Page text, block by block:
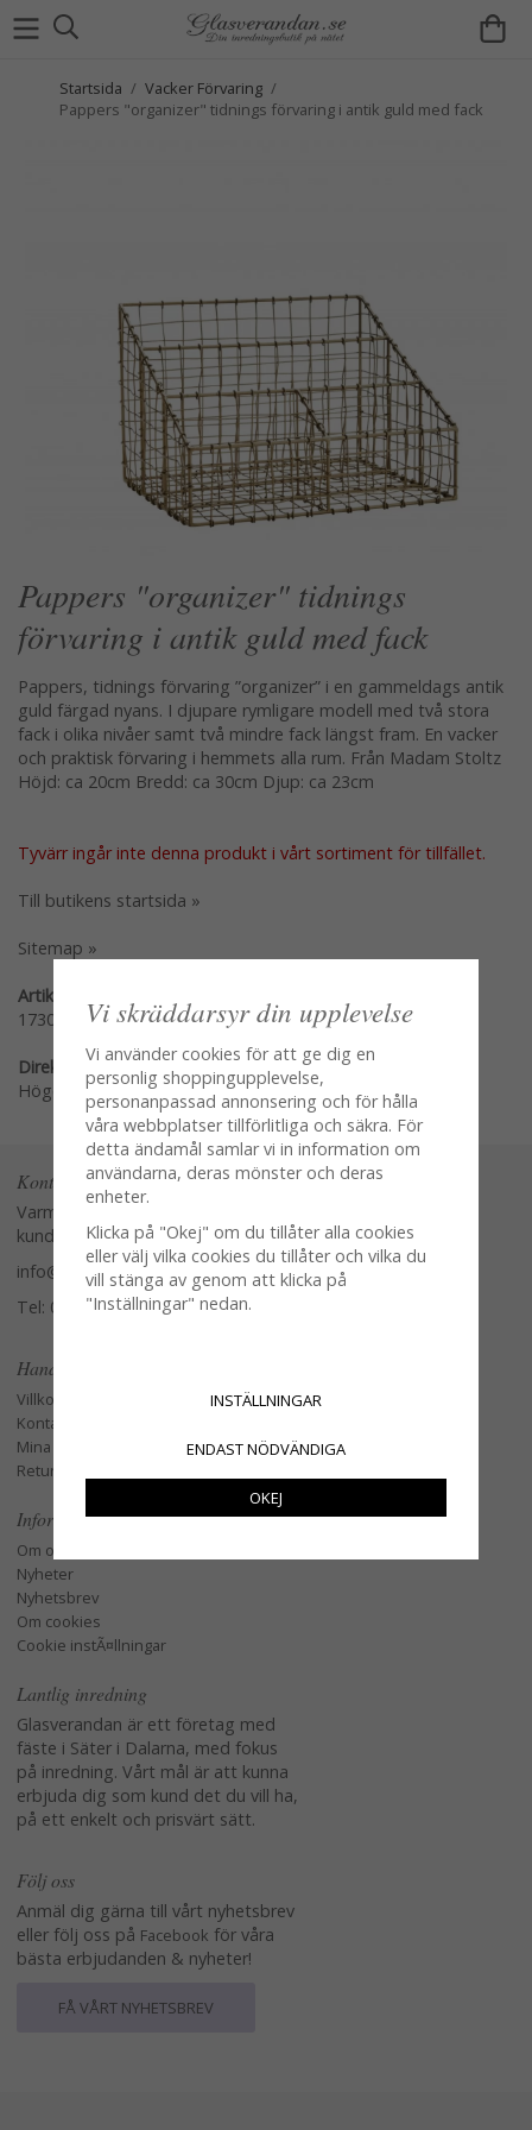
Startsida / Vacker Förvaring /
Pappers "organizer" tidnings förvaring i antik guld med fack
Pappers "organizer" tidnings
förvaring i antik guld med fack
Pappers, tidnings förvaring ”organizer” i en gammeldags antik
guld färgad nyans. I djupare rymligare modell med två stora
fack i olika nivåer samt två mindre fack längst fram. En vacker
och praktisk förvaring i hemmets alla rum. Från Madam Stoltz
Höjd: ca 20cm Bredd: ca 30cm Djup: ca 23cm
Tyvärr ingår inte denna produkt i vårt sortiment för tillfället.
Till butikens startsida »
Sitemap »
Artikelnummer:
17301
Direktlänk:
Högerklicka och kopiera adressen
Kontakta oss
Varmt välkommen att kontakta vår
kundtjänst.
info@glasverandan.se
Tel: 079-3495968
Handla
Villkor
Kontakta oss
Mina favoriter
Retur och Reklamation
Information
Om oss
Nyheter
Nyhetsbrev
Om cookies
Cookie instÃ¤llningar
Lantlig inredning
Glasverandan är ett företag med
fäste i Säter i Dalarna, med fokus
på inredning. Vårt mål är att kunna
erbjuda dig som kund det du vill ha,
på ett enkelt och prisvärt sätt.
Följ oss
Anmäl dig gärna till vårt nyhetsbrev
eller följ oss på Facebook för våra
bästa erbjudanden & nyheter!
FÅ VÅRT NYHETSBREV
Vi skräddarsyr din upplevelse
Vi använder cookies för att ge dig en
personlig shoppingupplevelse,
personanpassad annonsering och för hålla
våra webbplatser tillförlitliga och säkra. För
detta ändamål samlar vi in information om
användarna, deras mönster och deras
enheter.
Klicka på "Okej" om du tillåter alla cookies
eller välj vilka cookies du tillåter och vilka du
vill stänga av genom att klicka på
"Inställningar" nedan.
INSTÄLLNINGAR
ENDAST NÖDVÄNDIGA
OKEJ